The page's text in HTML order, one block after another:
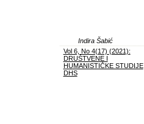
Indira Šabić
Vol 6, No 4(17) (2021):
DRUŠTVENE I
HUMANISTIČKE STUDIJE
DHS